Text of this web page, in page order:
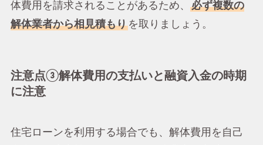
体費用を請求されることがあるため、
必ず複数の
解体業者から相見積もりを取りましょう。
注意点③解体費用の支払いと融資入金の時期
に注意
住宅ローンを利用する場合でも、解体費用を自己